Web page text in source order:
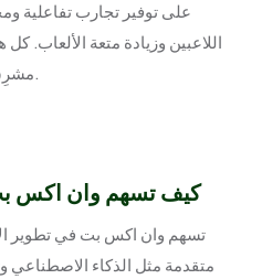
على توفير تجارب تفاعلية
اللاعبين وزيادة متعة الألعاب.
مشرِق ينتظر اللاعبين في هذا المجال.
1. كيف تسهم وان اكس
تسهم وان اكس بت في تطوير
متقدمة مثل الذكاء